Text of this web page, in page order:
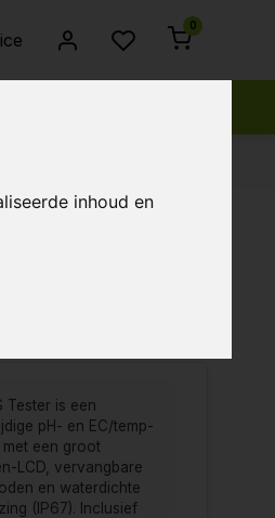
inhoud en
0
Tester is een
pH- en EC/temp-
met een groot
LCD, vervangbare
en waterdichte
(IP67). Inclusief